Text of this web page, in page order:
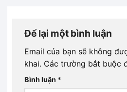
Để lại một bình luận
Email của bạn sẽ không
khai. Các trường bắt buộc
Bình luận *